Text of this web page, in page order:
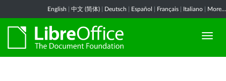
English 中文 (简体) Deutsch Español Français Italiano More...